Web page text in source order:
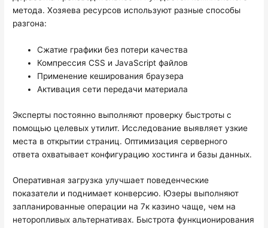
метода. Хозяева ресурсов используют разные способы
разгона:
Сжатие графики без потери качества
Компрессия CSS и JavaScript файлов
Применение кеширования браузера
Активация сети передачи материала
Эксперты постоянно выполняют проверку быстроты с
помощью целевых утилит. Исследование выявляет узкие
места в открытии страниц. Оптимизация серверного
ответа охватывает конфигурацию хостинга и базы данных.
Оперативная загрузка улучшает поведенческие
показатели и поднимает конверсию. Юзеры выполняют
запланированные операции на 7к казино чаще, чем на
неторопливых альтернативах. Быстрота функционирования